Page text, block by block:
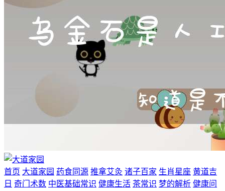
首页 大道家园 药食同源 推拿艾灸 诸子百家 生肖星座 黄道吉
日 奇门术数 中医基础常识 健康生活 茶常识 梦的解析 健康问